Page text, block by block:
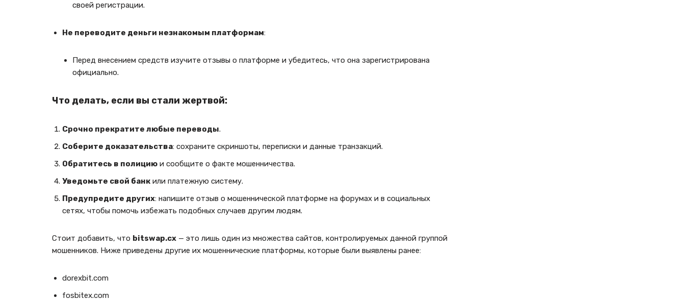
своей регистрации.
Не переводите деньги незнакомым платформам:
Перед внесением средств изучите отзывы о платформе и убедитесь, что она зарегистрирована
официально.
Что делать, если вы стали жертвой:
Срочно прекратите любые переводы.
Соберите доказательства: сохраните скриншоты, переписки и данные транзакций.
Обратитесь в полицию и сообщите о факте мошенничества.
Уведомьте свой банк или платежную систему.
Предупредите других: напишите отзыв о мошеннической платформе на форумах и в социальных
сетях, чтобы помочь избежать подобных случаев другим людям.
Стоит добавить, что bitswap.cx — это лишь один из множества сайтов, контролируемых данной группой
мошенников. Ниже приведены другие их мошеннические платформы, которые были выявлены ранее:
dorexbit.com
fosbitex.com